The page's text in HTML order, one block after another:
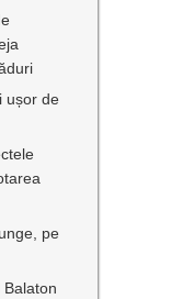
ușor de
pe